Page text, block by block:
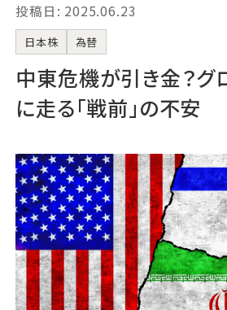
事例紹介
エキスパート一覧
無料講座
コラム
無料ご相談 ログイ
運営会社
ファミリーオフィスとは
関連書籍
投稿日: 2025.06.23
日本株 為替
中東危機が引き金？グ
に走る「戦前」の不安